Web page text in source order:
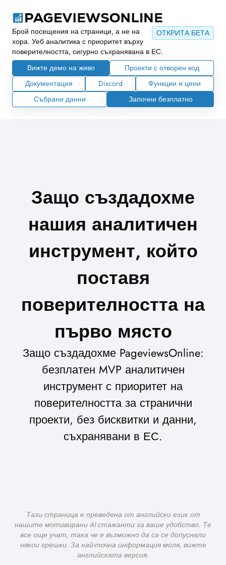
ОТКРИТА БЕТА
Брой посещения на страници, а не на
хора. Уеб аналитика с приоритет върху
поверителността, сигурно съхранявана в ЕС.
Вижте демо на живо
Проекти с отворен код
Документация
Discord
Функции и цени
Събрани данни
Започни безплатно
Защо създадохме
нашия аналитичен
инструмент, който
поставя
поверителността на
първо място
Защо създадохме PageviewsOnline:
безплатен MVP аналитичен
инструмент с приоритет на
поверителността за странични
проекти, без бисквитки и данни,
съхранявани в ЕС.
Тази страница е преведена от английски език от
нашите мотивирани AI стажанти за ваше удобство. Те
все още учат, така че е възможно да са се допуснали
някои грешки. За най-точна информация моля, вижте
английската версия.